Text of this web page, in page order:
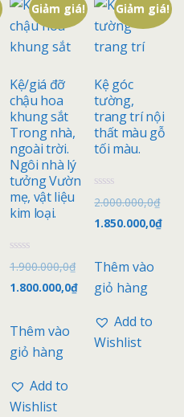
Giảm giá!
Kệ/giá đỡ
chậu hoa
khung sắt
Trong nhà,
ngoài trời.
Ngôi nhà lý
tưởng Vườn
mẹ, vật liệu
kim loại.
Đ
ư
ợ
c
p
h
n
5
a
1.900.000,0₫
1.800.000,0₫
Thêm vào
giỏ hàng
Add to
Wishlist
Giảm giá!
Kệ góc
tường,
trang trí nội
thất màu gỗ
tối màu.
Đ
ư
ợ
c
p
h
n
5
a
2.000.000,0₫
1.850.000,0₫
Thêm vào
giỏ hàng
Add to
Wishlist